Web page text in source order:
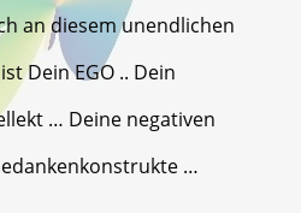
an diesem unendlichen
Dein EGO .. Dein
… Deine negativen
…